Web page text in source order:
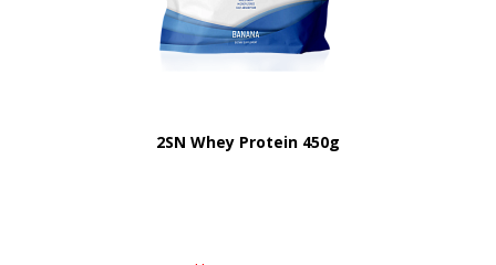
2SN Whey Protein 450g